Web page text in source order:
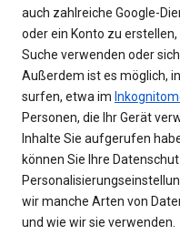
auch zahlreiche Google-
oder ein Konto zu
Suche verwenden oder
Außerdem ist es möglich,
surfen, etwa im
Personen, die Ihr Gerät
Inhalte Sie aufgerufen
können Sie Ihre
wir manche Arten von
und wie wir sie verwenden.